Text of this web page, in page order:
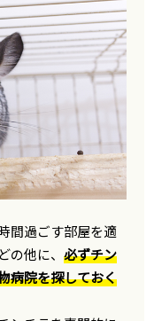
間過ごす部屋を適
の他に、必ずチン
病院を探しておく